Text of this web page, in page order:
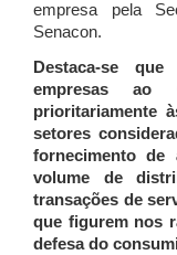
empresa pela
Senacon.
Destaca-se
empresas ao
prioritariamente
setores
fornecimento de
volume de
transações de
que figurem nos
defesa do